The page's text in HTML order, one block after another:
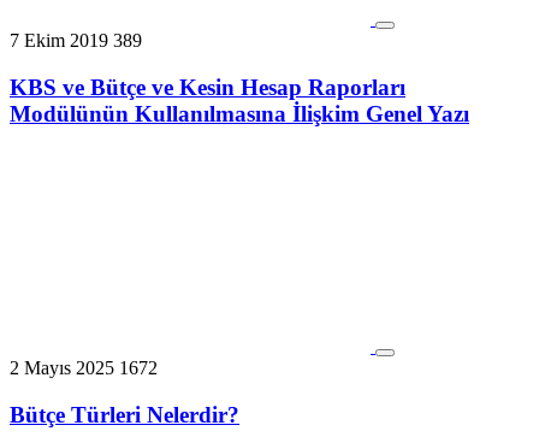
7 Ekim 2019 389
KBS ve Bütçe ve Kesin Hesap Raporları
Modülünün Kullanılmasına İlişkim Genel Yazı
2 Mayıs 2025 1672
Bütçe Türleri Nelerdir?